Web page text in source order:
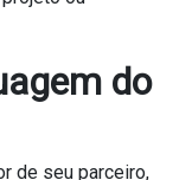
do
de seu parceiro,